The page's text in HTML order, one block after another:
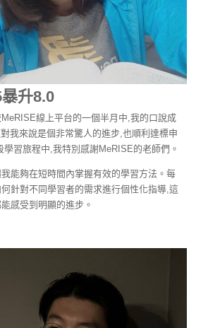
升8.0
線上平台的一個半月中,我的口說成
我來說是個非常驚人的進步,也順利達標申
習旅程中,我特別感謝MeRISE的老師們。
能夠在短時間內掌握有效的學習方法。每
針對不同學習者的需求進行個性化指導,這
感受到明顯的進步。